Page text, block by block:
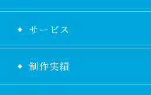
サービス
制作実績